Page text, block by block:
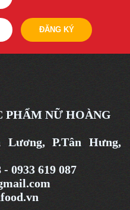
ĐĂNG KÝ
PHẨM NỮ HOÀNG
Lương, P.Tân Hưng,
0933 619 087
vn